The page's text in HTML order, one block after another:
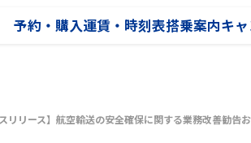
予約・購入運賃・時刻表搭乗案内キ
スリリース】航空輸送の安全確保に関する業務改善勧